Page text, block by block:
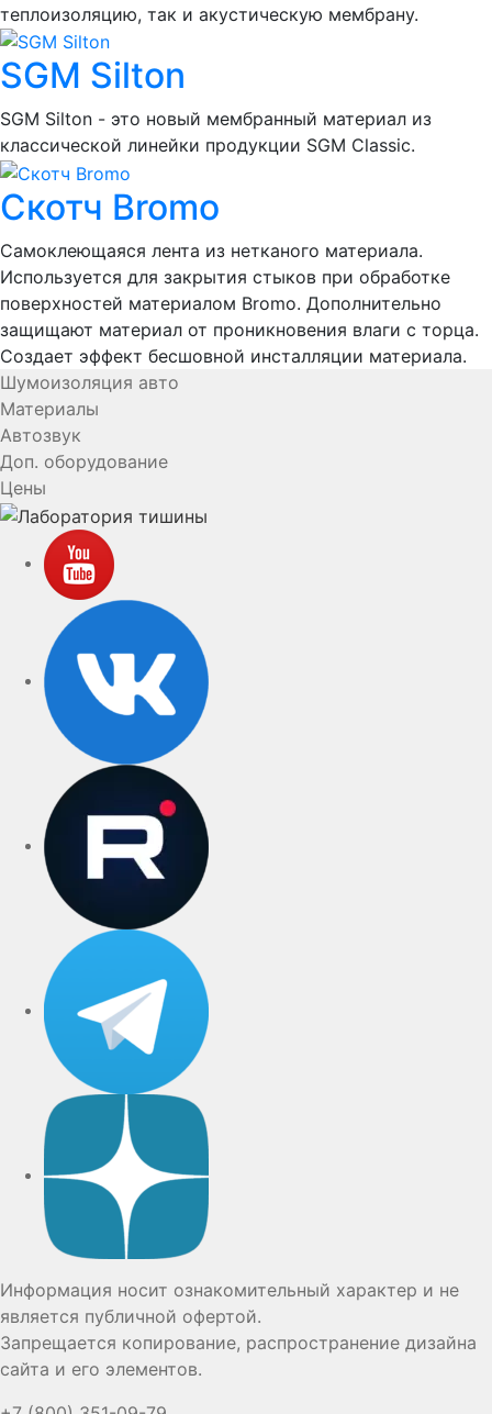
теплоизоляцию, так и акустическую мембрану.
SGM Silton
SGM Silton - это новый мембранный материал из
классической линейки продукции SGM Classic.
Скотч Bromo
Самоклеющаяся лента из нетканого материала.
Используется для закрытия стыков при обработке
поверхностей материалом Bromo. Дополнительно
защищают материал от проникновения влаги с торца.
Создает эффект бесшовной инсталляции материала.
Шумоизоляция авто
Материалы
Автозвук
Доп. оборудование
Цены
Информация носит ознакомительный характер и не
является публичной офертой.
Запрещается копирование, распространение дизайна
сайта и его элементов.